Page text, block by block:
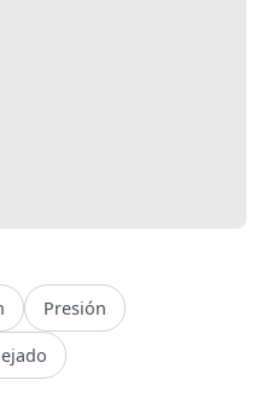
Presión